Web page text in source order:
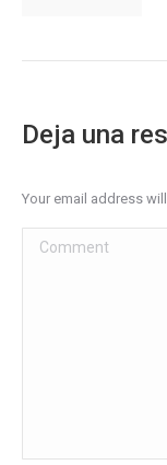
Deja una
Your email address
Comment